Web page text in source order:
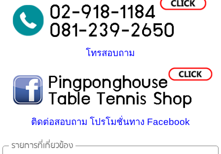
โทรสอบถาม
ติดต่อสอบถาม โปรโมชั่นทาง Facebook
รายการที่เกี่ยวข้อง